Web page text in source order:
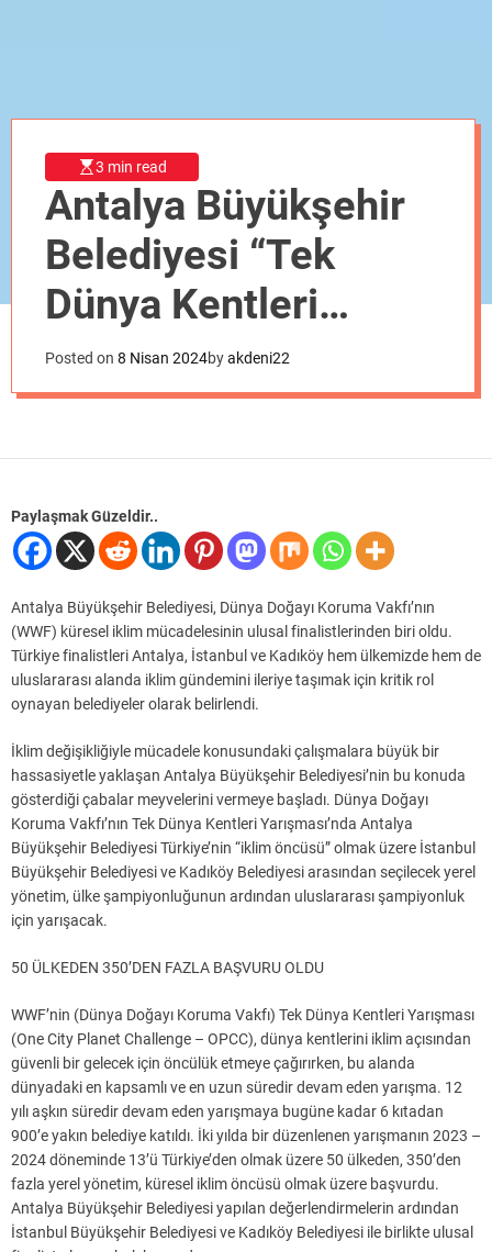
3 min read
Antalya Büyükşehir
Belediyesi “Tek
Dünya Kentleri
Yarışması”nın Ulusal
Finalistlerinden oldu
Posted on 8 Nisan 2024byakdeni22
Paylaşmak Güzeldir..
Antalya Büyükşehir Belediyesi, Dünya Doğayı Koruma Vakfı’nın
(WWF) küresel iklim mücadelesinin ulusal finalistlerinden biri oldu.
Türkiye finalistleri Antalya, İstanbul ve Kadıköy hem ülkemizde hem de
uluslararası alanda iklim gündemini ileriye taşımak için kritik rol
oynayan belediyeler olarak belirlendi.
İklim değişikliğiyle mücadele konusundaki çalışmalara büyük bir
hassasiyetle yaklaşan Antalya Büyükşehir Belediyesi’nin bu konuda
gösterdiği çabalar meyvelerini vermeye başladı. Dünya Doğayı
Koruma Vakfı’nın Tek Dünya Kentleri Yarışması’nda Antalya
Büyükşehir Belediyesi Türkiye’nin “iklim öncüsü” olmak üzere İstanbul
Büyükşehir Belediyesi ve Kadıköy Belediyesi arasından seçilecek yerel
yönetim, ülke şampiyonluğunun ardından uluslararası şampiyonluk
için yarışacak.
50 ÜLKEDEN 350’DEN FAZLA BAŞVURU OLDU
WWF’nin (Dünya Doğayı Koruma Vakfı) Tek Dünya Kentleri Yarışması
(One City Planet Challenge – OPCC), dünya kentlerini iklim açısından
güvenli bir gelecek için öncülük etmeye çağırırken, bu alanda
dünyadaki en kapsamlı ve en uzun süredir devam eden yarışma. 12
yılı aşkın süredir devam eden yarışmaya bugüne kadar 6 kıtadan
900’e yakın belediye katıldı. İki yılda bir düzenlenen yarışmanın 2023 –
2024 döneminde 13’ü Türkiye’den olmak üzere 50 ülkeden, 350’den
fazla yerel yönetim, küresel iklim öncüsü olmak üzere başvurdu.
Antalya Büyükşehir Belediyesi yapılan değerlendirmelerin ardından
İstanbul Büyükşehir Belediyesi ve Kadıköy Belediyesi ile birlikte ulusal